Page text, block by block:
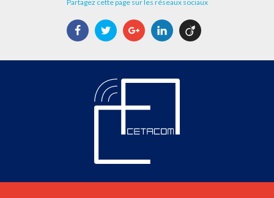
Partagez cette page sur les réseaux sociaux
FacebookTwitter Google+LinkedIn